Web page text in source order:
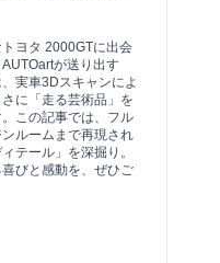
ヨタ 2000GTに出会
が送り出す
実車3Dスキャンによ
に「走る芸術品」を
この記事では、フル
ルームまで再現され
テール」を深掘り。
びと感動を、ぜひご